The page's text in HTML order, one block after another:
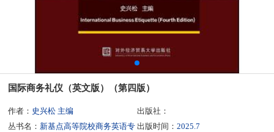
国际商务礼仪（英文版）（第四版）
作者： 史兴松 主编
出版社：
丛书名： 新基点高等院校商务英语专 出版时间： 2025.7